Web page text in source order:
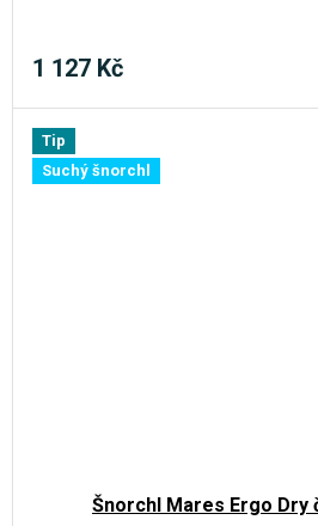
1 127 Kč
Tip
Suchý šnorchl
Šnorchl Mares Ergo Dry